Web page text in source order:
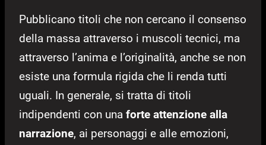
Pubblicano titoli che non cercano il consenso
della massa attraverso i muscoli tecnici, ma
attraverso l’anima e l’originalità, anche se non
esiste una formula rigida che li renda tutti
uguali. In generale, si tratta di titoli
indipendenti con una forte attenzione alla
narrazione, ai personaggi e alle emozioni,